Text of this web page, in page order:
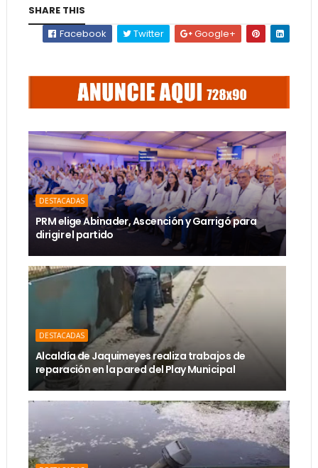
SHARE THIS
Facebook
Twitter Google+
DESTACADAS
PRM elige Abinader, Ascención y Garrigó para
dirigir el partido
DESTACADAS
Alcaldía de Jaquimeyes realiza trabajos de
reparación en la pared del Play Municipal